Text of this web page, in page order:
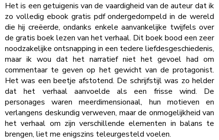
Het is een getuigenis van de vaardigheid van de auteur dat ik
zo volledig ebook gratis pdf ondergedompeld in de wereld
die hij creëerde, ondanks enkele aanvankelijke twijfels over
de gratis boek lezen van het verhaal. Dit boek bood een zeer
noodzakelijke ontsnapping in een tedere liefdesgeschiedenis,
maar ik wou dat het narratief niet het gevoel had om
commentaar te geven op het gewicht van de protagonist.
Het was een beetje afstotend. De schrijfstijl was zo helder
dat het verhaal aanvoelde als een frisse wind. De
personages waren meerdimensionaal, hun motieven en
verlangens deskundig verweven, maar de onmogelijkheid van
het verhaal om zijn verschillende elementen in balans te
brengen, liet me enigszins teleurgesteld voelen.